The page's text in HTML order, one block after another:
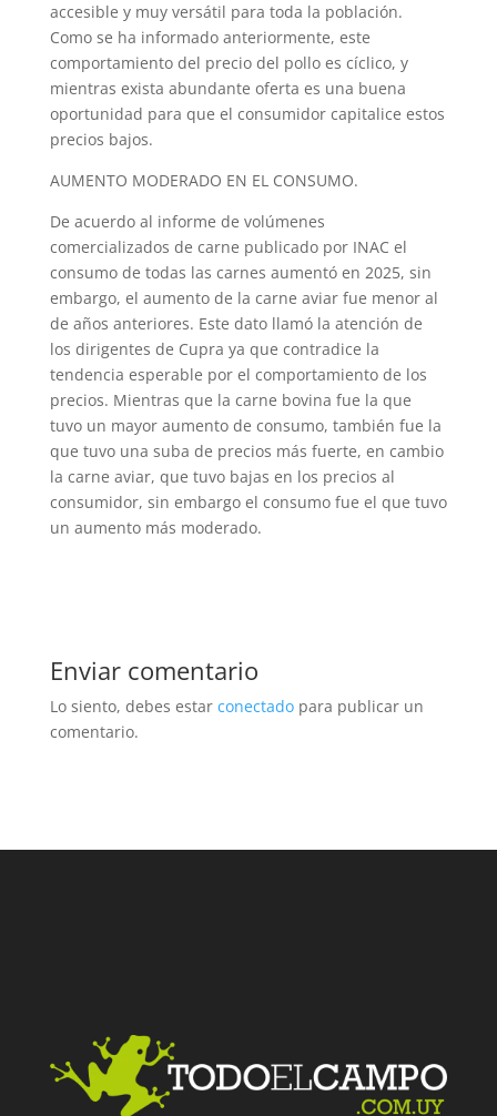
accesible y muy versátil para toda la población.
Como se ha informado anteriormente, este
comportamiento del precio del pollo es cíclico, y
mientras exista abundante oferta es una buena
oportunidad para que el consumidor capitalice estos
precios bajos.
AUMENTO MODERADO EN EL CONSUMO.
De acuerdo al informe de volúmenes
comercializados de carne publicado por INAC el
consumo de todas las carnes aumentó en 2025, sin
embargo, el aumento de la carne aviar fue menor al
de años anteriores. Este dato llamó la atención de
los dirigentes de Cupra ya que contradice la
tendencia esperable por el comportamiento de los
precios. Mientras que la carne bovina fue la que
tuvo un mayor aumento de consumo, también fue la
que tuvo una suba de precios más fuerte, en cambio
la carne aviar, que tuvo bajas en los precios al
consumidor, sin embargo el consumo fue el que tuvo
un aumento más moderado.
Enviar comentario
Lo siento, debes estar conectadopara publicar un
comentario.
Facebook